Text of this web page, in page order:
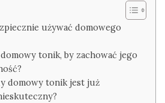
używać domowego
tonik, by zachować jego
domowy tonik jest już